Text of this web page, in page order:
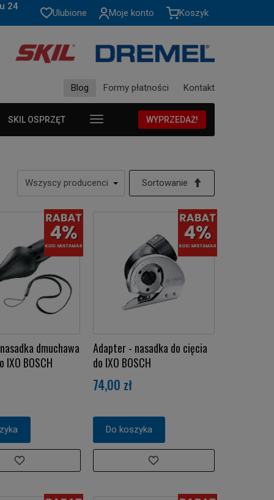
24
Ulubione Moje konto Koszyk
Blog Formy płatności Kontakt
SKIL OSPRZĘT WYPRZEDAŻ!
Sortowanie
dmuchawa
IXO BOSCH
Adapter - nasadka do cięcia
do IXO BOSCH
74,00 zł
Do koszyka